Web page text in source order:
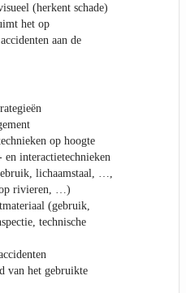
(herkent schade)
het op
aan de
op hoogte
interactietechnieken
lichaamstaal, …,
rivieren, …)
(gebruik,
technische
van het gebruikte